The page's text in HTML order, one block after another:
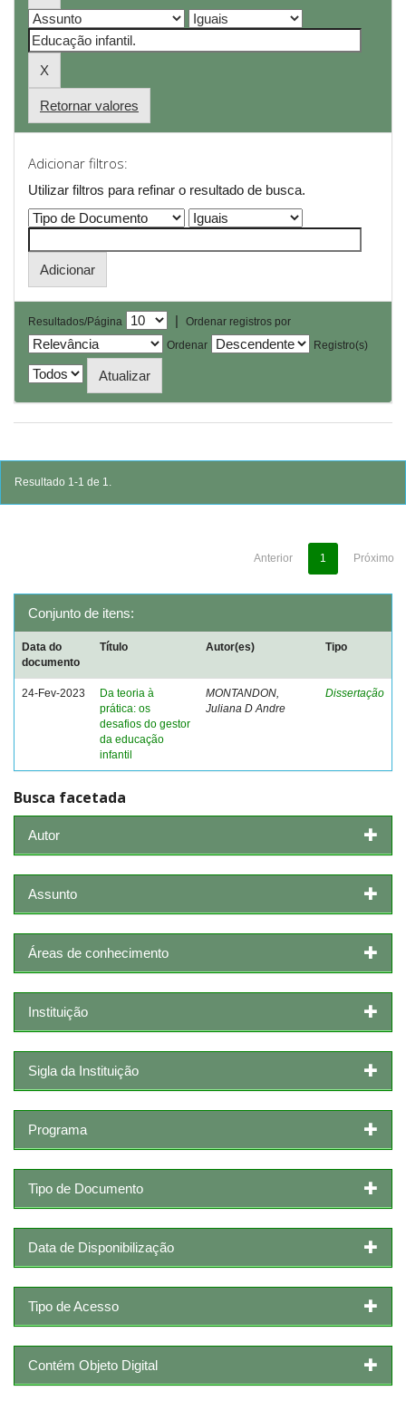
Retornar valores
Adicionar filtros:
Utilizar filtros para refinar o resultado de busca.
Resultados/Página |
Ordenar registros por
Ordenar
Registro(s)
Resultado 1-1 de 1.
Anterior 1 Próximo
Conjunto de itens:
Data do
documento
Título Autor(es) Tipo
24-Fev-2023
Da teoria à
prática: os
desafios do gestor
da educação
infantil
MONTANDON,
Juliana D Andre
Dissertação
Busca facetada
Autor
Assunto
Áreas de conhecimento
Instituição
Sigla da Instituição
Programa
Tipo de Documento
Data de Disponibilização
Tipo de Acesso
Contém Objeto Digital